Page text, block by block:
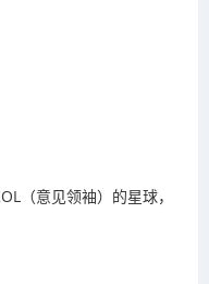
（意见领袖）的星球，